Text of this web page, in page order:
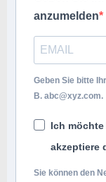
anzumelden
Geben Sie bitte
B. abc@xyz.com.
Ich
akzeptiere
Sie können den